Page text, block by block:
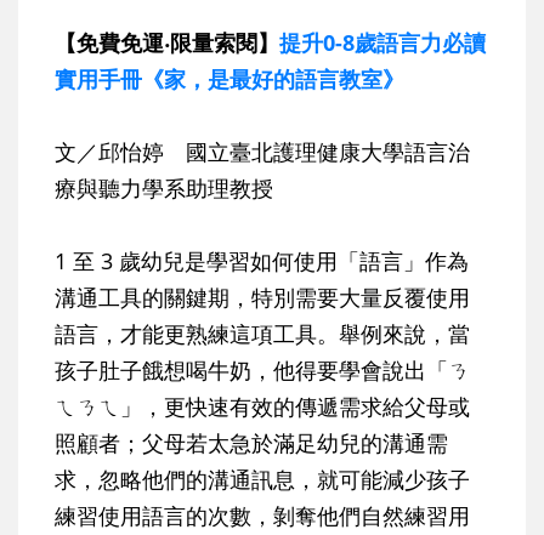
【免費免運‧限量索閱】 提升0-8歲語言力必讀
實用手冊《家，是最好的語言教室》
文／邱怡婷 國立臺北護理健康大學語言治
療與聽力學系助理教授
1 至 3 歲幼兒是學習如何使用「語言」作為
溝通工具的關鍵期，特別需要大量反覆使用
語言，才能更熟練這項工具。舉例來說，當
孩子肚子餓想喝牛奶，他得要學會說出「ㄋ
ㄟㄋㄟ」，更快速有效的傳遞需求給父母或
照顧者；父母若太急於滿足幼兒的溝通需
求，忽略他們的溝通訊息，就可能減少孩子
練習使用語言的次數，剝奪他們自然練習用